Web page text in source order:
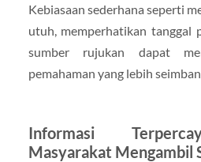
Kebiasaan sederhana seperti
utuh, memperhatikan tanggal
sumber rujukan dapat
pemahaman yang lebih
Informasi
Masyarakat Mengambil